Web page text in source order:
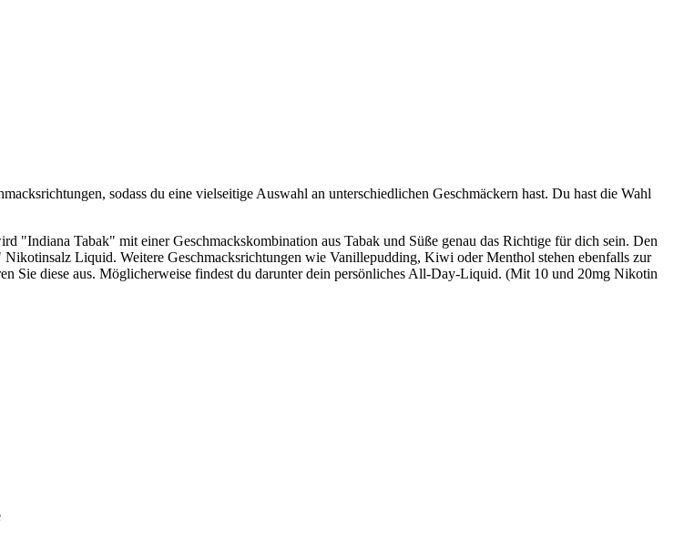
sodass du eine vielseitige Auswahl an unterschiedlichen Geschmäckern hast. Du hast die Wahl
"Indiana Tabak" mit einer Geschmackskombination aus Tabak und Süße genau das Richtige für dich sein. Den
Liquid. Weitere Geschmacksrichtungen wie Vanillepudding, Kiwi oder Menthol stehen ebenfalls zur
Sie diese aus. Möglicherweise findest du darunter dein persönliches All-Day-Liquid. (Mit 10 und 20mg Nikotin